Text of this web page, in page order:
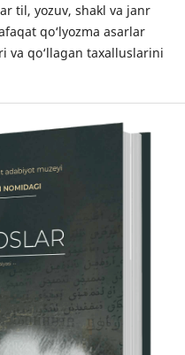
til, yozuv, shakl va janr
qo‘lyozma asarlar
va qo‘llagan taxalluslarini